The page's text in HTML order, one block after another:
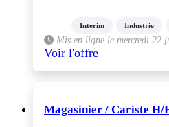
Interim Industrie
Mis en ligne le mercredi 22
Voir l'offre
Magasinier / Cariste H/